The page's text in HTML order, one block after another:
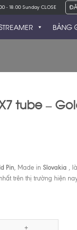
- 18.00 Sunday CLOSE
BẢNG
tube –
Pin , Made inSlovakia ,
trên thị trường hiện
lượng